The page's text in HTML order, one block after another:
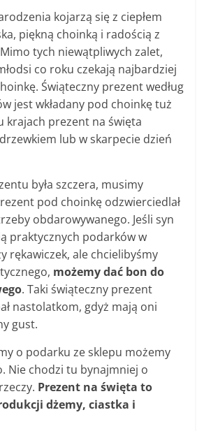
kojarzą się z ciepłem
piękną choinką i radością z
tych niewątpliwych zalet,
co roku czekają najbardziej
Świąteczny prezent według
jest wkładany pod choinkę tuż
krajach prezent na święta
lub w skarpecie dzień
była szczera, musimy
pod choinkę odzwierciedlał
obdarowywanego. Jeśli syn
praktycznych podarków w
rękawiczek, ale chcielibyśmy
możemy dać bon do
. Taki świąteczny prezent
nastolatkom, gdyż mają oni
gust.
o podarku ze sklepu możemy
Nie chodzi tu bynajmniej o
Prezent na święta to
dżemy, ciastka i